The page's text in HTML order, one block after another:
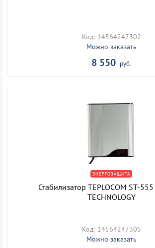
Код: 14564247302
Можно заказать
8 550 руб.
ЭНЕРГОЗАЩИТА
Стабилизатор TEPLOCOM ST-555
TECHNOLOGY
Код: 14564247305
Можно заказать